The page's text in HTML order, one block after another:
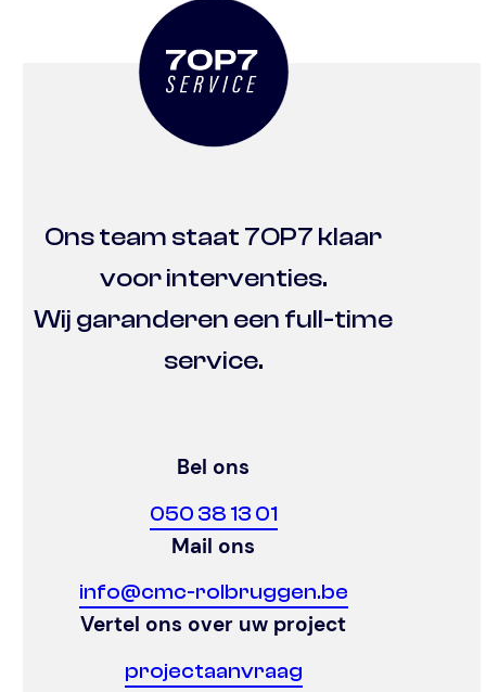
Ons team staat 7OP7 klaar
voor interventies.
Wij garanderen een full-time
service.
Bel ons
050 38 13 01
Mail ons
info@cmc-rolbruggen.be
Vertel ons over uw project
projectaanvraag